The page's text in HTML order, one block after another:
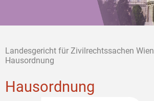
Landesgericht für Zivilrechtssachen Wien
Hausordnung
Hausordnung